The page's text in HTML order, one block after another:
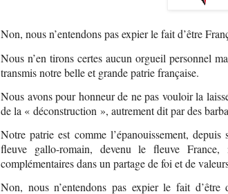
Non, nous n’entendons pas expier le fait d’être
Nous n’en tirons certes aucun orgueil personnel
transmis notre belle et grande patrie française.
Nous avons pour honneur de ne pas vouloir la
de la « déconstruction », autrement dit par des
Notre patrie est comme l’épanouissement,
fleuve gallo-romain, devenu le fleuve France,
complémentaires dans un partage de foi et de
Non, nous n’entendons pas expier le fait